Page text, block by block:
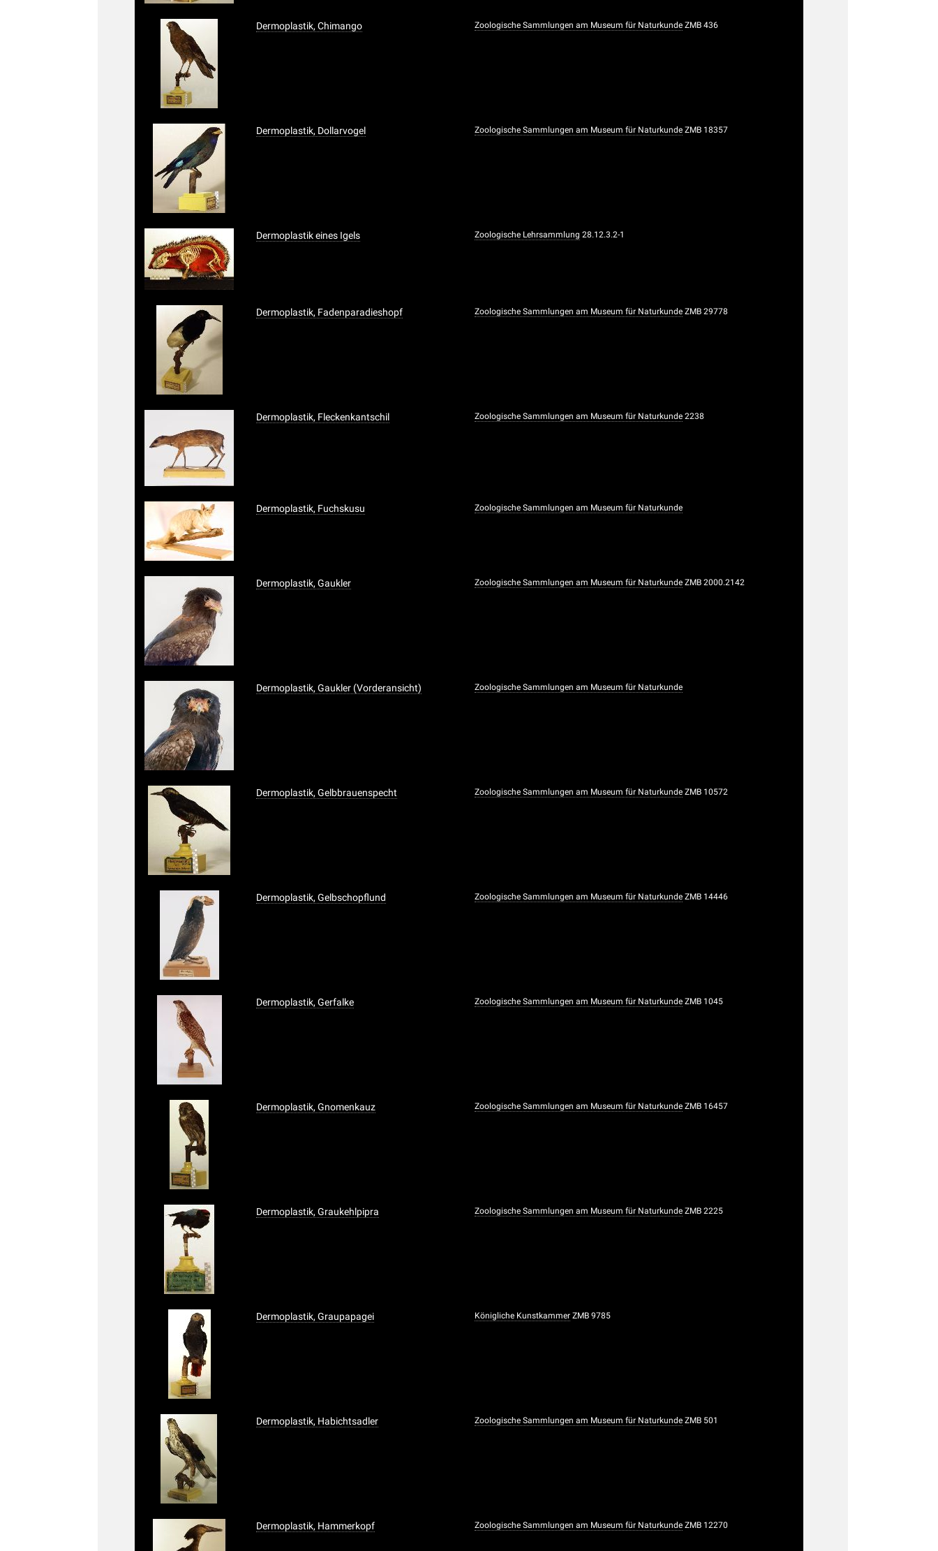
Dermoplastik, Chimango Zoologische Sammlungen am Museum für Naturkunde ZMB 436
Dermoplastik, Dollarvogel Zoologische Sammlungen am Museum für Naturkunde ZMB 18357
Dermoplastik eines Igels Zoologische Lehrsammlung 28.12.3.2-1
Dermoplastik, Fadenparadieshopf Zoologische Sammlungen am Museum für Naturkunde ZMB 29778
Dermoplastik, Fleckenkantschil Zoologische Sammlungen am Museum für Naturkunde 2238
Dermoplastik, Fuchskusu Zoologische Sammlungen am Museum für Naturkunde
Dermoplastik, Gaukler Zoologische Sammlungen am Museum für Naturkunde ZMB 2000.2142
Dermoplastik, Gaukler (Vorderansicht) Zoologische Sammlungen am Museum für Naturkunde
Dermoplastik, Gelbbrauenspecht Zoologische Sammlungen am Museum für Naturkunde ZMB 10572
Dermoplastik, Gelbschopflund Zoologische Sammlungen am Museum für Naturkunde ZMB 14446
Dermoplastik, Gerfalke Zoologische Sammlungen am Museum für Naturkunde ZMB 1045
Dermoplastik, Gnomenkauz Zoologische Sammlungen am Museum für Naturkunde ZMB 16457
Dermoplastik, Graukehlpipra Zoologische Sammlungen am Museum für Naturkunde ZMB 2225
Dermoplastik, Graupapagei Königliche Kunstkammer ZMB 9785
Dermoplastik, Habichtsadler Zoologische Sammlungen am Museum für Naturkunde ZMB 501
Dermoplastik, Hammerkopf Zoologische Sammlungen am Museum für Naturkunde ZMB 12270